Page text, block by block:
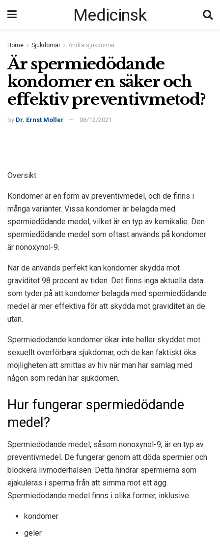
Medicinsk
Home Sjukdomar Andra sjukdomar
Är spermiedödande
kondomer en säker och
effektiv preventivmetod?
by Dr. Ernst Moller 08/12/2021
Översikt
Kondomer är en form av preventivmedel, och de finns i
många varianter. Vissa kondomer är belagda med
spermiedödande medel, vilket är en typ av kemikalie. Den
spermiedödande medel som oftast används på kondomer
är nonoxynol-9.
När de används perfekt kan kondomer skydda mot
graviditet 98 procent av tiden. Det finns inga aktuella data
som tyder på att kondomer belagda med spermiedödande
medel är mer effektiva för att skydda mot graviditet än de
utan.
Spermiedödande kondomer ökar inte heller skyddet mot
sexuellt överförbara sjukdomar, och de kan faktiskt öka
möjligheten att smittas av hiv när man har samlag med
någon som redan har sjukdomen.
Hur fungerar spermiedödande
medel?
Spermiedödande medel, såsom nonoxynol-9, är en typ av
preventivmedel. De fungerar genom att döda spermier och
blockera livmoderhalsen. Detta hindrar spermierna som
ejakuleras i sperma från att simma mot ett ägg.
Spermiedödande medel finns i olika former, inklusive:
kondomer
geler